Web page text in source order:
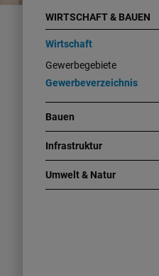
WIRTSCHAFT & BAUEN
Wirtschaft
Gewerbegebiete
Gewerbeverzeichnis
Bauen
Infrastruktur
Umwelt & Natur